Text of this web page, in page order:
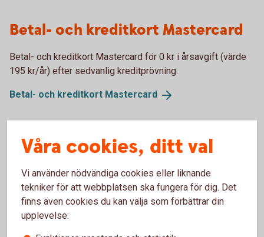
Betal- och kreditkort Mastercard
Betal- och kreditkort Mastercard för 0 kr i årsavgift (värde
195 kr/år) efter sedvanlig kreditprövning.
Betal- och kreditkort Mastercard
– tre månaders fri hemförsäkring
Som Nyckelkund Student får du tre månaders fri
hemförsäkring när du tecknar dig för minst ett årsavtal.
Försäkringsgivare är Tre Kronor.
Våra cookies, ditt val
Vi använder nödvändiga cookies eller liknande
tekniker för att webbplatsen ska fungera för dig. Det
finns även cookies du kan välja som förbättrar din
upplevelse: